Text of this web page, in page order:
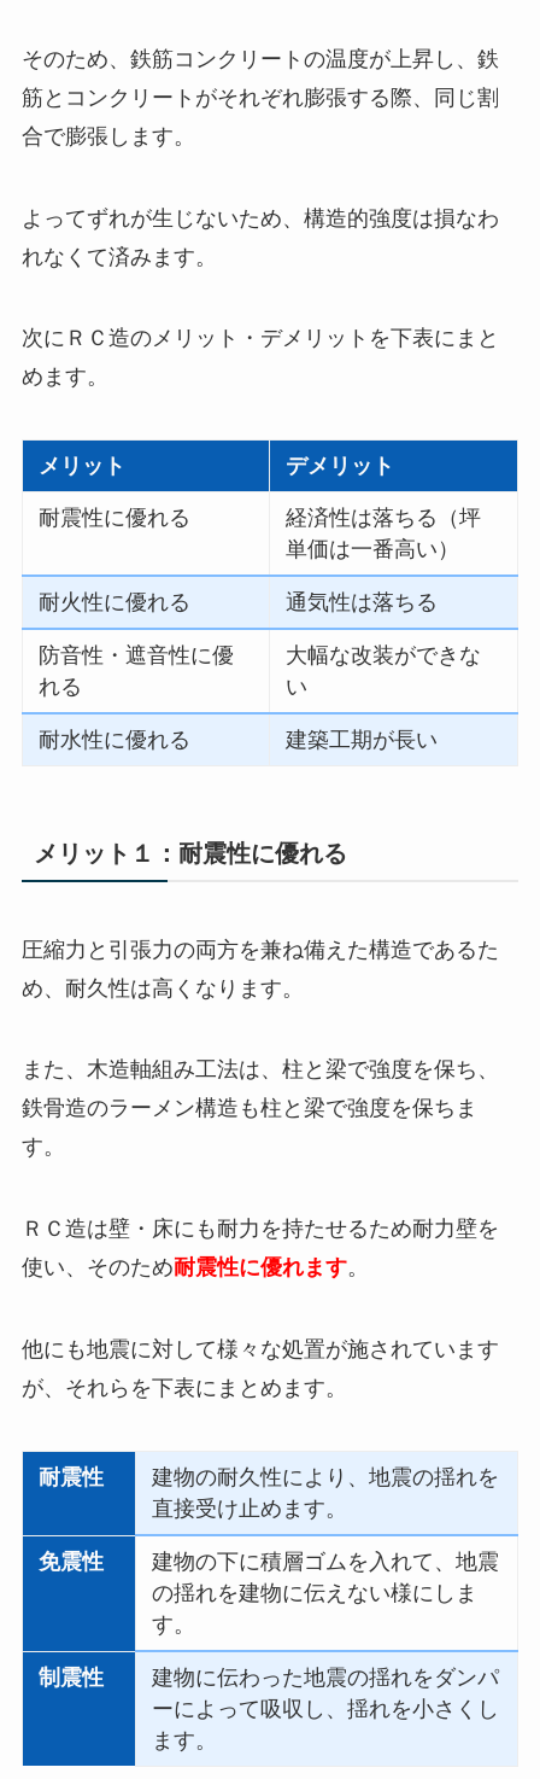
そのため、鉄筋コンクリートの温度が上昇し、鉄
筋とコンクリートがそれぞれ膨張する際、同じ割
合で膨張します。
よってずれが生じないため、構造的強度は損なわ
れなくて済みます。
次にＲＣ造のメリット・デメリットを下表にまと
めます。
メリット デメリット
耐震性に優れる
経済性は落ちる（坪
単価は一番高い）
耐火性に優れる 通気性は落ちる
防音性・遮音性に優
れる
大幅な改装ができな
い
耐水性に優れる 建築工期が長い
メリット１：耐震性に優れる
圧縮力と引張力の両方を兼ね備えた構造であるた
め、耐久性は高くなります。
また、木造軸組み工法は、柱と梁で強度を保ち、
鉄骨造のラーメン構造も柱と梁で強度を保ちま
す。
ＲＣ造は壁・床にも耐力を持たせるため耐力壁を
使い、そのため耐震性に優れます。
他にも地震に対して様々な処置が施されています
が、それらを下表にまとめます。
耐震性
建物の耐久性により、地震の揺れを
直接受け止めます。
免震性
建物の下に積層ゴムを入れて、地震
の揺れを建物に伝えない様にしま
す。
制震性
建物に伝わった地震の揺れをダンパ
ーによって吸収し、揺れを小さくし
ます。